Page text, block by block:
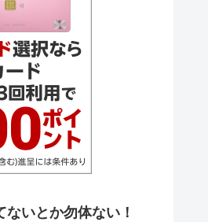
いとか勿体ない！